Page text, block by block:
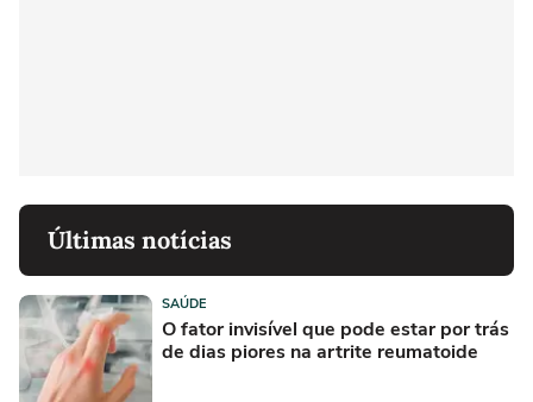
Últimas notícias
SAÚDE
O fator invisível que pode estar por trás
de dias piores na artrite reumatoide